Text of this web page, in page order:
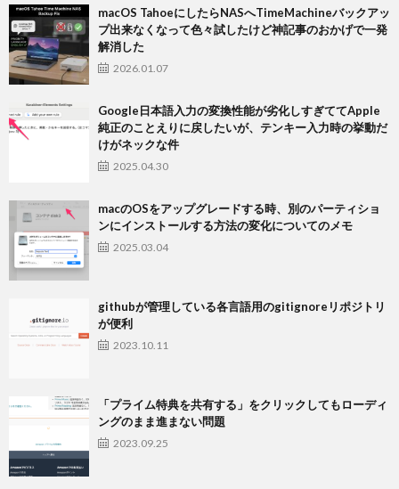
macOS TahoeにしたらNASへTimeMachineバックアッ
プ出来なくなって色々試したけど神記事のおかげで一発
解消した
2026.01.07
Google日本語入力の変換性能が劣化しすぎててApple
純正のことえりに戻したいが、テンキー入力時の挙動だ
けがネックな件
2025.04.30
macのOSをアップグレードする時、別のパーティショ
ンにインストールする方法の変化についてのメモ
2025.03.04
githubが管理している各言語用のgitignoreリポジトリ
が便利
2023.10.11
「プライム特典を共有する」をクリックしてもローディ
ングのまま進まない問題
2023.09.25